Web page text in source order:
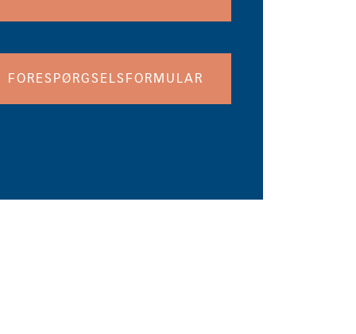
FORESPØRGSELSFORMULAR